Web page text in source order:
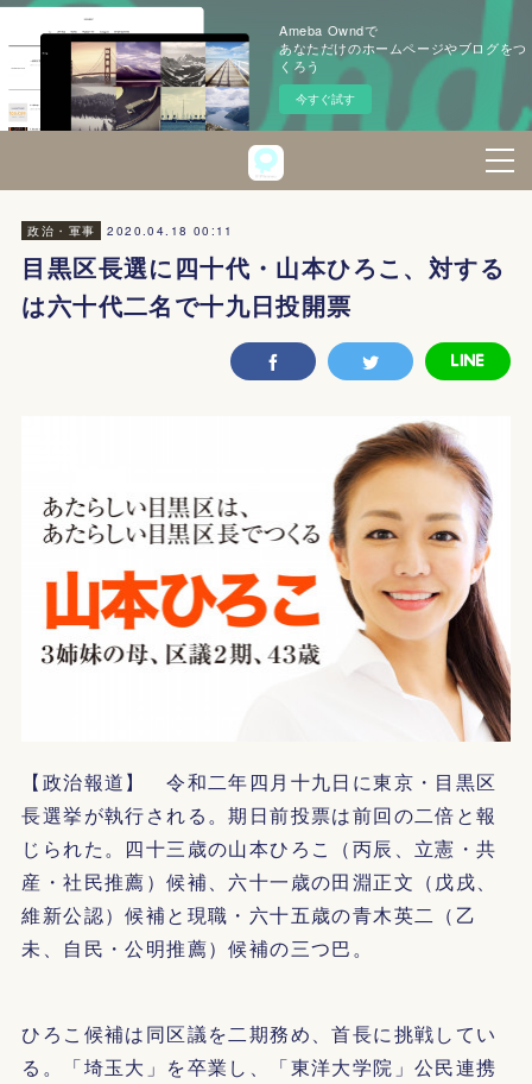
Ameba Owndで
あなただけのホームページやブログをつ
くろう
今すぐ試す
政治・軍事 2020.04.18 00:11
目黒区長選に四十代・山本ひろこ、対する
は六十代二名で十九日投開票
【政治報道】 令和二年四月十九日に東京・目黒区
長選挙が執行される。期日前投票は前回の二倍と報
じられた。四十三歳の山本ひろこ（丙辰、立憲・共
産・社民推薦）候補、六十一歳の田淵正文（戊戌、
維新公認）候補と現職・六十五歳の青木英二（乙
未、自民・公明推薦）候補の三つ巴。
ひろこ候補は同区議を二期務め、首長に挑戦してい
る。「埼玉大」を卒業し、「東洋大学院」公民連携